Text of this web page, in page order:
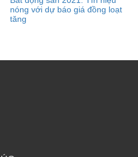
Bất động sản 2021: Tín hiệu